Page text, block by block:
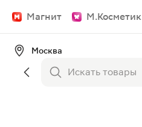
Магнит М.Косметик
Москва